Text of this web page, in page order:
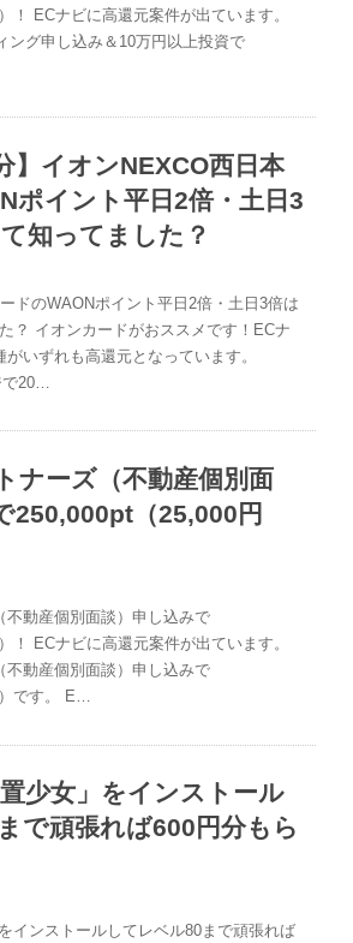
！ ECナビに高還元案件が出ています。
ング申し込み＆10万円以上投資で
】イオンNEXCO西日本
ポイント平日2倍・土日3
知ってました？
ドのWAONポイント平日2倍・土日3倍は
？ イオンカードがおススメです！ECナ
いずれも高還元となっています。
20…
ナーズ（不動産個別面
250,000pt（25,000円
不動産個別面談）申し込みで
！ ECナビに高還元案件が出ています。
不動産個別面談）申し込みで
です。 E…
少女」をインストール
で頑張れば600円分もら
インストールしてレベル80まで頑張れば